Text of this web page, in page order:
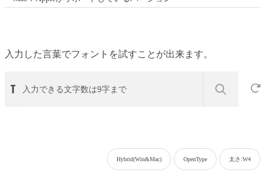
入力した言葉でフォントを試すことが出来ます。
Hybrid(Win&Mac) OpenType 太さ:W4